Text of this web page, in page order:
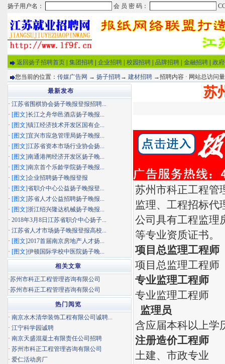
返回扬子招聘首页 集团招聘 企业招聘 校园招聘 品牌招聘 金融招聘 政
您当前的位置： 传媒广告网 → 扬子招聘→ 建材招聘 →招聘内容 · 网站总访问
苏
苏州市科正工程管
监理、工程招标代
公司具有工程监理
等专业资质证书。
项目总监理工程师
项目总监理工程师
专业监理工程师
专业监理工程师
监理员
含应届本科以上学
注册造价工程师
土建、市政专业
最新发布
· 江苏省围棋协会扬子晚报登报招聘...
· [图文]长江之舟华邑酒店扬子晚报...
· [图文]镇江经济技术开发区国有企...
· [图文]宜兴市应急管理局扬子晚报...
· [图文]江苏省资本市场行业协会扬...
· [图文]南通港闸经济开发区扬子晚...
· [图文]南京首个乐龄学院扬子晚报...
· [图文]企业招聘扬子晚报登报
· [图文]省职介中心公益扬子晚报登...
· [图文]苏省人才公益招聘扬子晚报...
· [图文]浙江绍兴隆达机械扬子晚报...
· 2018年3月8日江苏省职介中心扬子...
· 江苏省人才市场扬子晚报登报高校...
· [图文]2017首届南京房地产人才扬...
· [图文]伊顿国际学校中医院扬子晚...
相关文章
·苏州市科正工程管理咨询有限公司
·苏州市科正工程管理咨询有限公司
热门阅览
· 南京水木清华装饰工程有限公司诚聘...
· 江宁科学园诚聘
· 南京天盛混凝土有限责任公司招聘
· 苏州市科正工程管理咨询有限公司
· 爱仁活动房厂